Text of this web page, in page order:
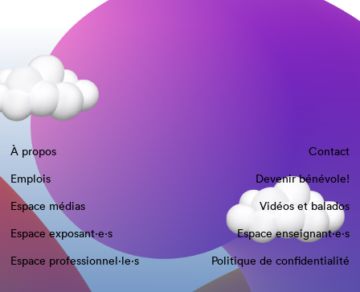
À propos
Contact
Emplois
Devenir bénévole!
Espace médias
Vidéos et balados
Espace exposant·e⋅s
Espace enseignant·e⋅s
Espace professionnel·le⋅s
Politique de confidentialité